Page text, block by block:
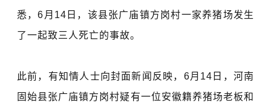
悉，6月14日，该县张广庙镇方岗村一家养猪场发生
了一起致三人死亡的事故。
此前，有知情人士向封面新闻反映，6月14日，河南
固始县张广庙镇方岗村疑有一位安徽籍养猪场老板和